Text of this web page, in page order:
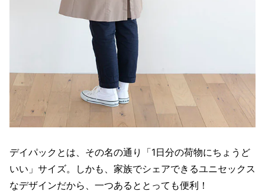
デイパックとは、その名の通り「1日分の荷物にちょうど
いい」サイズ。しかも、家族でシェアできるユニセックス
なデザインだから、一つあるととっても便利！